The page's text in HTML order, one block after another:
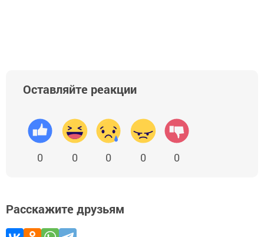
Оставляйте реакции
0 0 0 0 0
Расскажите друзьям